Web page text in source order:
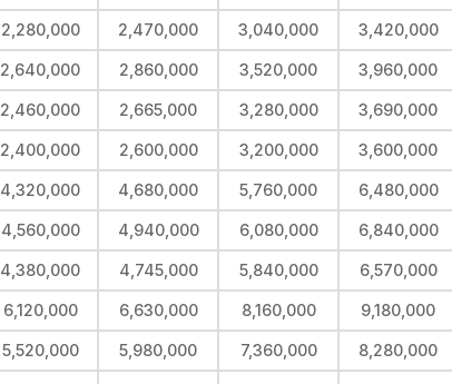
2,280,000 2,470,000 3,040,000 3,420,000
2,640,000 2,860,000 3,520,000 3,960,000
2,460,000 2,665,000 3,280,000 3,690,000
2,400,000 2,600,000 3,200,000 3,600,000
4,320,000 4,680,000 5,760,000 6,480,000
4,560,000 4,940,000 6,080,000 6,840,000
4,380,000 4,745,000 5,840,000 6,570,000
6,120,000 6,630,000 8,160,000 9,180,000
5,520,000 5,980,000 7,360,000 8,280,000